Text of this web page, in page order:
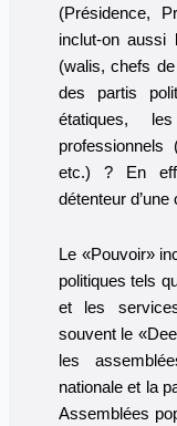
(Présidence,
inclut-on aussi
(walis, chefs
des partis
étatiques,
professionnels
etc.) ? En
détenteur
Le «Pouvoir»
politiques tels
et les
souvent le
les
nationale et la
Assemblées